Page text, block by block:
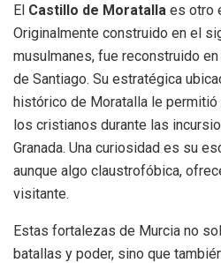
El Castillo de Moratalla es otro
Originalmente construido en el
musulmanes, fue reconstruido
de Santiago. Su estratégica
histórico de Moratalla le
los cristianos durante las
Granada. Una curiosidad es su
aunque algo claustrofóbica,
visitante.
Estas fortalezas de Murcia no
batallas y poder, sino que